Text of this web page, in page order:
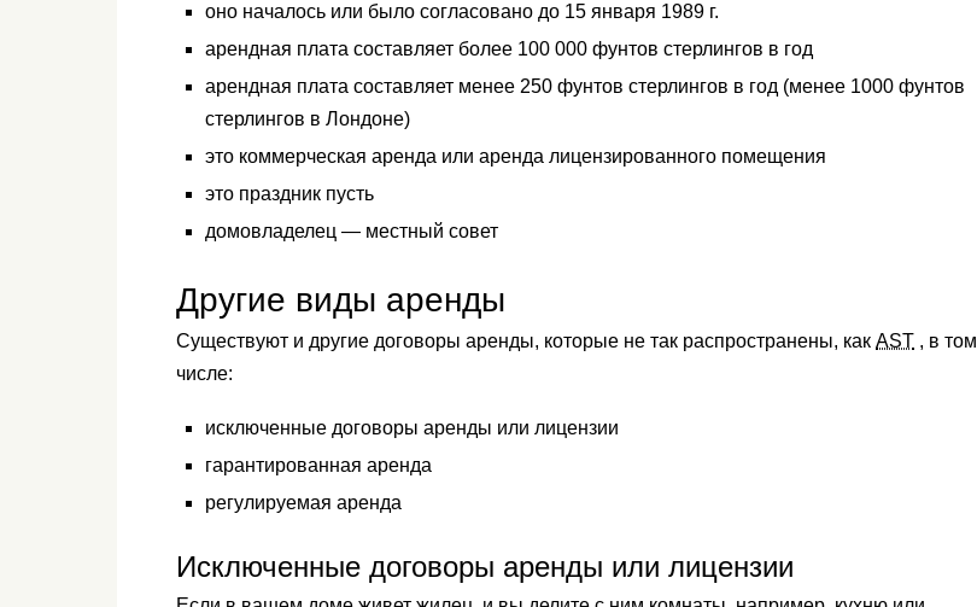
оно началось или было согласовано до 15 января 1989 г.
арендная плата составляет более 100 000 фунтов стерлингов в год
арендная плата составляет менее 250 фунтов стерлингов в год (менее 1000 фунтов
стерлингов в Лондоне)
это коммерческая аренда или аренда лицензированного помещения
это праздник пусть
домовладелец — местный совет
Другие виды аренды
Существуют и другие договоры аренды, которые не так распространены, как AST , в том
числе:
исключенные договоры аренды или лицензии
гарантированная аренда
регулируемая аренда
Исключенные договоры аренды или лицензии